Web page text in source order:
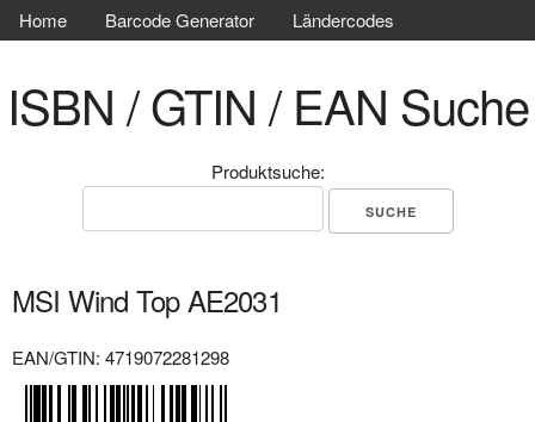
Home Barcode Generator Ländercodes
ISBN / GTIN / EAN Suche
Produktsuche:
MSI Wind Top AE2031
EAN/GTIN: 4719072281298